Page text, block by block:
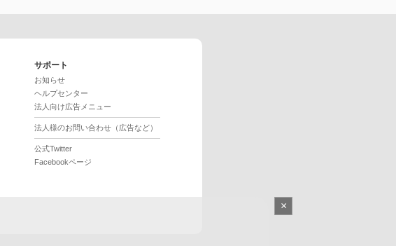
サポート
お知らせ
ヘルプセンター
法人向け広告メニュー
法人様のお問い合わせ（広告など）
公式Twitter
Facebookページ
×